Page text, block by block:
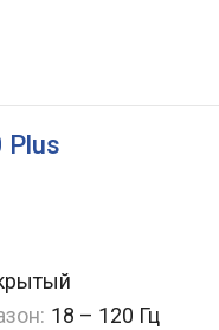
Plus
18 – 120 Гц